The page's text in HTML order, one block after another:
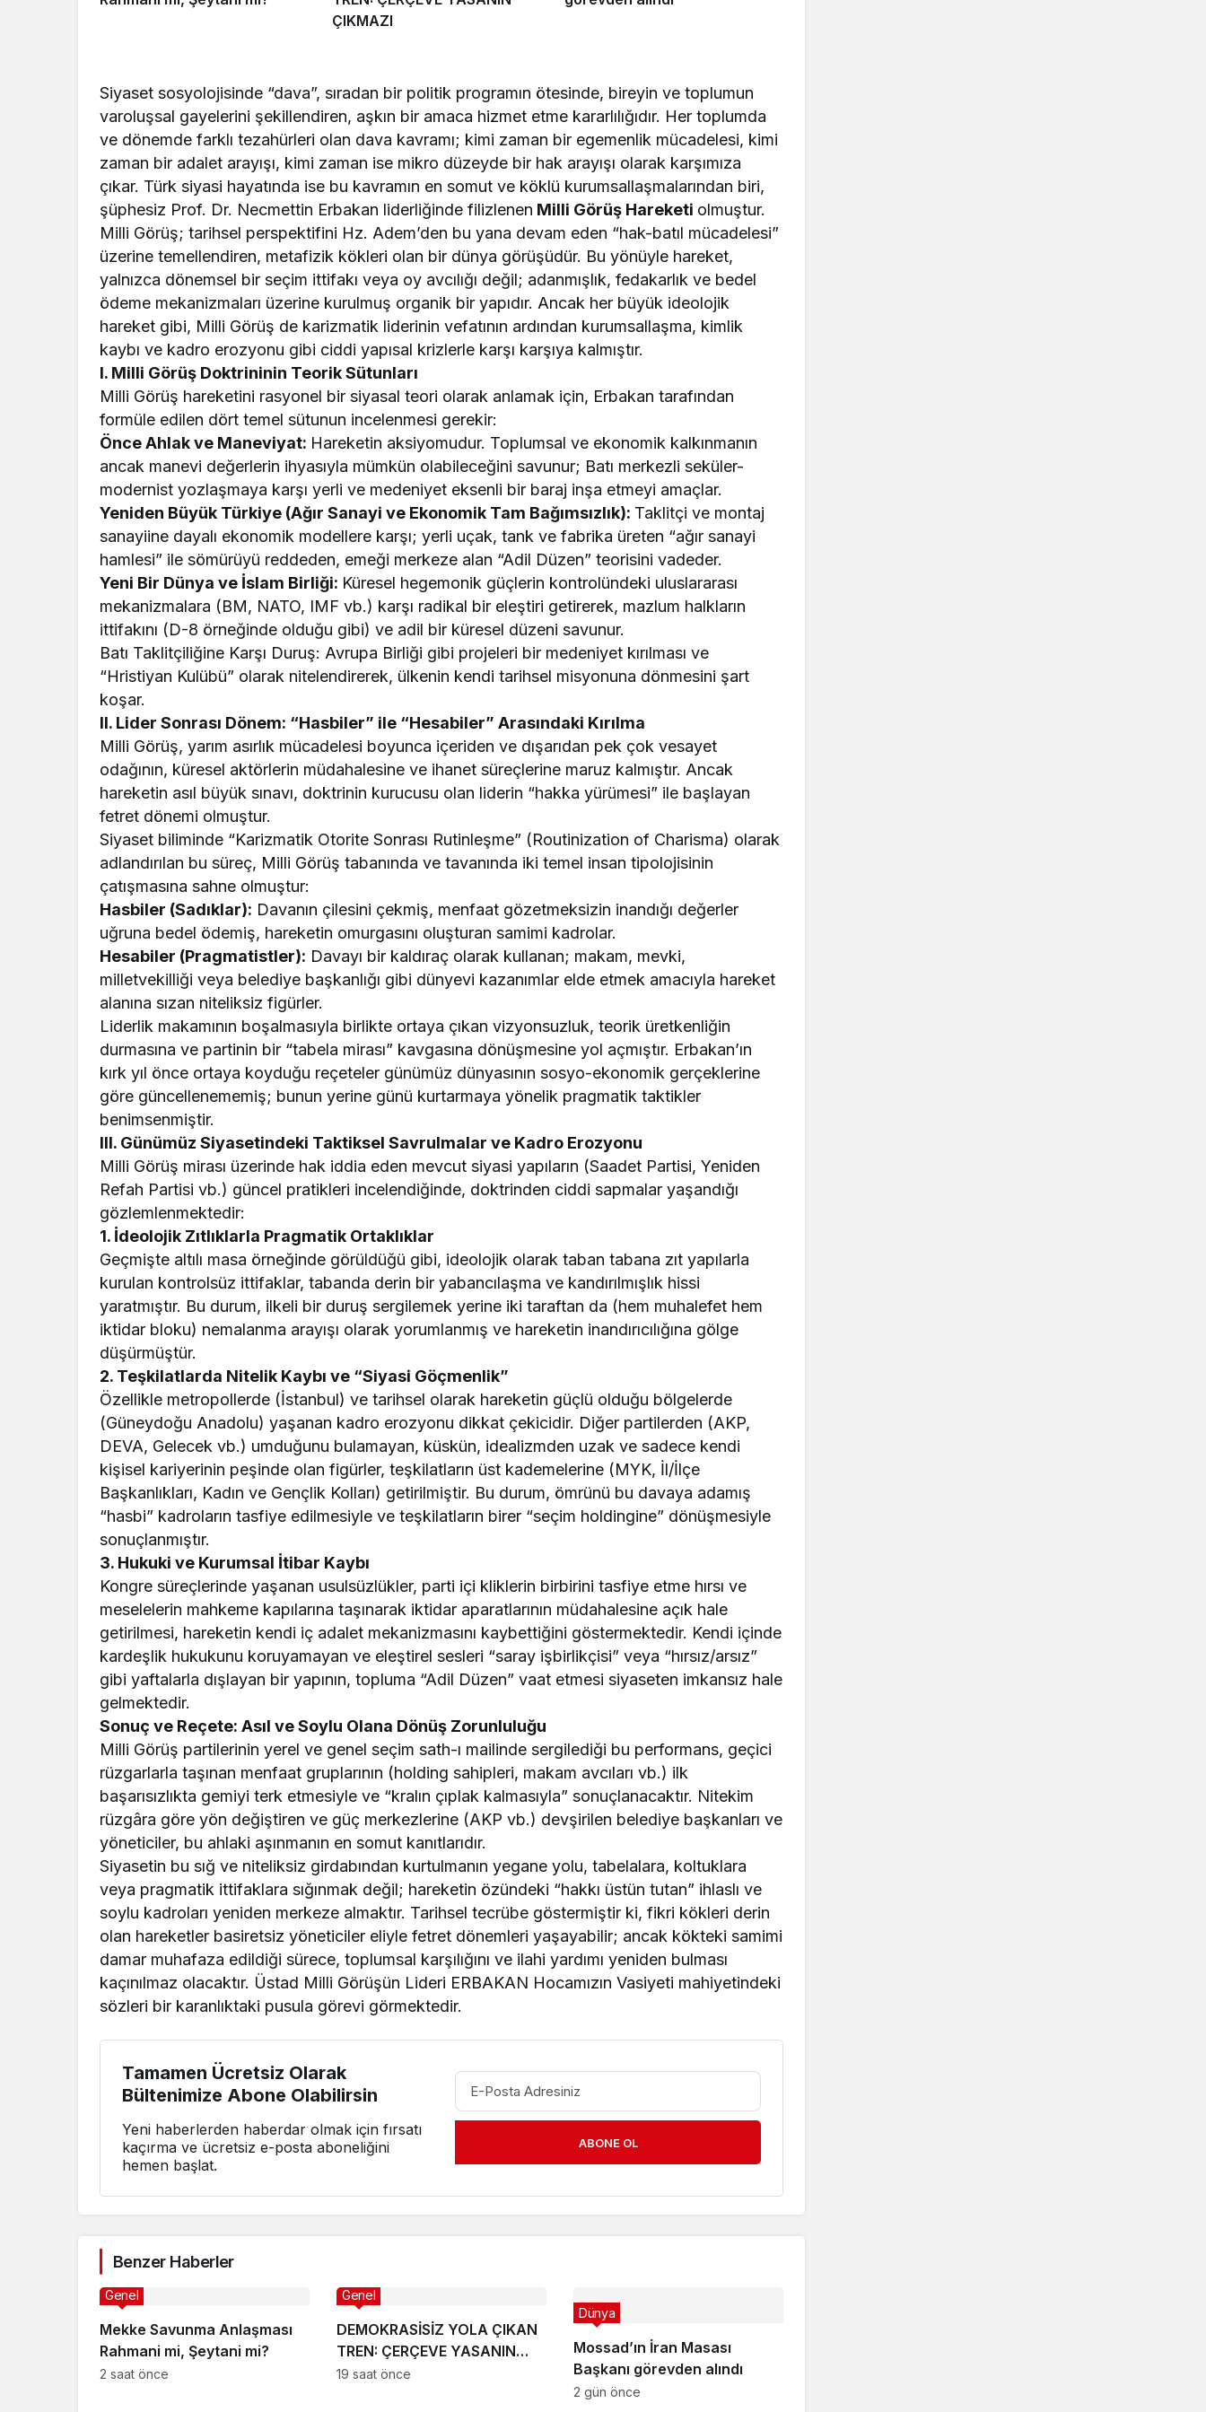
ÇIKMAZI
​Siyaset sosyolojisinde “dava”, sıradan bir politik programın ötesinde, bireyin ve toplumun
varoluşsal gayelerini şekillendiren, aşkın bir amaca hizmet etme kararlılığıdır. Her toplumda
ve dönemde farklı tezahürleri olan dava kavramı; kimi zaman bir egemenlik mücadelesi, kimi
zaman bir adalet arayışı, kimi zaman ise mikro düzeyde bir hak arayışı olarak karşımıza
çıkar. Türk siyasi hayatında ise bu kavramın en somut ve köklü kurumsallaşmalarından biri,
şüphesiz Prof. Dr. Necmettin Erbakan liderliğinde filizlenen Milli Görüş Hareketi olmuştur.
​Milli Görüş; tarihsel perspektifini Hz. Adem’den bu yana devam eden “hak-batıl mücadelesi”
üzerine temellendiren, metafizik kökleri olan bir dünya görüşüdür. Bu yönüyle hareket,
yalnızca dönemsel bir seçim ittifakı veya oy avcılığı değil; adanmışlık, fedakarlık ve bedel
ödeme mekanizmaları üzerine kurulmuş organik bir yapıdır. Ancak her büyük ideolojik
hareket gibi, Milli Görüş de karizmatik liderinin vefatının ardından kurumsallaşma, kimlik
kaybı ve kadro erozyonu gibi ciddi yapısal krizlerle karşı karşıya kalmıştır.
​I. Milli Görüş Doktrininin Teorik Sütunları
​Milli Görüş hareketini rasyonel bir siyasal teori olarak anlamak için, Erbakan tarafından
formüle edilen dört temel sütunun incelenmesi gerekir:
​Önce Ahlak ve Maneviyat: Hareketin aksiyomudur. Toplumsal ve ekonomik kalkınmanın
ancak manevi değerlerin ihyasıyla mümkün olabileceğini savunur; Batı merkezli seküler-
modernist yozlaşmaya karşı yerli ve medeniyet eksenli bir baraj inşa etmeyi amaçlar.
​Yeniden Büyük Türkiye (Ağır Sanayi ve Ekonomik Tam Bağımsızlık): Taklitçi ve montaj
sanayiine dayalı ekonomik modellere karşı; yerli uçak, tank ve fabrika üreten “ağır sanayi
hamlesi” ile sömürüyü reddeden, emeği merkeze alan “Adil Düzen” teorisini vadeder.
Yeni Bir Dünya ve İslam Birliği: Küresel hegemonik güçlerin kontrolündeki uluslararası
mekanizmalara (BM, NATO, IMF vb.) karşı radikal bir eleştiri getirerek, mazlum halkların
ittifakını (D-8 örneğinde olduğu gibi) ve adil bir küresel düzeni savunur.
​Batı Taklitçiliğine Karşı Duruş: Avrupa Birliği gibi projeleri bir medeniyet kırılması ve
“Hristiyan Kulübü” olarak nitelendirerek, ülkenin kendi tarihsel misyonuna dönmesini şart
koşar.
​II. Lider Sonrası Dönem: “Hasbiler” ile “Hesabiler” Arasındaki Kırılma
​Milli Görüş, yarım asırlık mücadelesi boyunca içeriden ve dışarıdan pek çok vesayet
odağının, küresel aktörlerin müdahalesine ve ihanet süreçlerine maruz kalmıştır. Ancak
hareketin asıl büyük sınavı, doktrinin kurucusu olan liderin “hakka yürümesi” ile başlayan
fetret dönemi olmuştur.
​Siyaset biliminde “Karizmatik Otorite Sonrası Rutinleşme” (Routinization of Charisma) olarak
adlandırılan bu süreç, Milli Görüş tabanında ve tavanında iki temel insan tipolojisinin
çatışmasına sahne olmuştur:
​Hasbiler (Sadıklar): Davanın çilesini çekmiş, menfaat gözetmeksizin inandığı değerler
uğruna bedel ödemiş, hareketin omurgasını oluşturan samimi kadrolar.
​Hesabiler (Pragmatistler): Davayı bir kaldıraç olarak kullanan; makam, mevki,
milletvekilliği veya belediye başkanlığı gibi dünyevi kazanımlar elde etmek amacıyla hareket
alanına sızan niteliksiz figürler.
​Liderlik makamının boşalmasıyla birlikte ortaya çıkan vizyonsuzluk, teorik üretkenliğin
durmasına ve partinin bir “tabela mirası” kavgasına dönüşmesine yol açmıştır. Erbakan’ın
kırk yıl önce ortaya koyduğu reçeteler günümüz dünyasının sosyo-ekonomik gerçeklerine
göre güncellenememiş; bunun yerine günü kurtarmaya yönelik pragmatik taktikler
benimsenmiştir.
​III. Günümüz Siyasetindeki Taktiksel Savrulmalar ve Kadro Erozyonu
​Milli Görüş mirası üzerinde hak iddia eden mevcut siyasi yapıların (Saadet Partisi, Yeniden
Refah Partisi vb.) güncel pratikleri incelendiğinde, doktrinden ciddi sapmalar yaşandığı
gözlemlenmektedir:
​1. İdeolojik Zıtlıklarla Pragmatik Ortaklıklar
​Geçmişte altılı masa örneğinde görüldüğü gibi, ideolojik olarak taban tabana zıt yapılarla
kurulan kontrolsüz ittifaklar, tabanda derin bir yabancılaşma ve kandırılmışlık hissi
yaratmıştır. Bu durum, ilkeli bir duruş sergilemek yerine iki taraftan da (hem muhalefet hem
iktidar bloku) nemalanma arayışı olarak yorumlanmış ve hareketin inandırıcılığına gölge
düşürmüştür.
2. Teşkilatlarda Nitelik Kaybı ve “Siyasi Göçmenlik”
​Özellikle metropollerde (İstanbul) ve tarihsel olarak hareketin güçlü olduğu bölgelerde
(Güneydoğu Anadolu) yaşanan kadro erozyonu dikkat çekicidir. Diğer partilerden (AKP,
DEVA, Gelecek vb.) umduğunu bulamayan, küskün, idealizmden uzak ve sadece kendi
kişisel kariyerinin peşinde olan figürler, teşkilatların üst kademelerine (MYK, İl/İlçe
Başkanlıkları, Kadın ve Gençlik Kolları) getirilmiştir. Bu durum, ömrünü bu davaya adamış
“hasbi” kadroların tasfiye edilmesiyle ve teşkilatların birer “seçim holdingine” dönüşmesiyle
sonuçlanmıştır.
3. Hukuki ve Kurumsal İtibar Kaybı
​Kongre süreçlerinde yaşanan usulsüzlükler, parti içi kliklerin birbirini tasfiye etme hırsı ve
meselelerin mahkeme kapılarına taşınarak iktidar aparatlarının müdahalesine açık hale
getirilmesi, hareketin kendi iç adalet mekanizmasını kaybettiğini göstermektedir. Kendi içinde
kardeşlik hukukunu koruyamayan ve eleştirel sesleri “saray işbirlikçisi” veya “hırsız/arsız”
gibi yaftalarla dışlayan bir yapının, topluma “Adil Düzen” vaat etmesi siyaseten imkansız hale
gelmektedir.
​Sonuç ve Reçete: Asıl ve Soylu Olana Dönüş Zorunluluğu
​Milli Görüş partilerinin yerel ve genel seçim sath-ı mailinde sergilediği bu performans, geçici
rüzgarlarla taşınan menfaat gruplarının (holding sahipleri, makam avcıları vb.) ilk
başarısızlıkta gemiyi terk etmesiyle ve “kralın çıplak kalmasıyla” sonuçlanacaktır. Nitekim
rüzgâra göre yön değiştiren ve güç merkezlerine (AKP vb.) devşirilen belediye başkanları ve
yöneticiler, bu ahlaki aşınmanın en somut kanıtlarıdır.
​Siyasetin bu sığ ve niteliksiz girdabından kurtulmanın yegane yolu, tabelalara, koltuklara
veya pragmatik ittifaklara sığınmak değil; hareketin özündeki “hakkı üstün tutan” ihlaslı ve
soylu kadroları yeniden merkeze almaktır. Tarihsel tecrübe göstermiştir ki, fikri kökleri derin
olan hareketler basiretsiz yöneticiler eliyle fetret dönemleri yaşayabilir; ancak kökteki samimi
damar muhafaza edildiği sürece, toplumsal karşılığını ve ilahi yardımı yeniden bulması
kaçınılmaz olacaktır. Üstad Milli Görüşün Lideri ERBAKAN Hocamızın Vasiyeti mahiyetindeki
sözleri bir karanlıktaki pusula görevi görmektedir.
Tamamen Ücretsiz Olarak
Bültenimize Abone Olabilirsin
Yeni haberlerden haberdar olmak için fırsatı
kaçırma ve ücretsiz e-posta aboneliğini
hemen başlat.
ABONE OL
Benzer Haberler
Mekke Savunma Anlaşması
Rahmani mi, Şeytani mi?
Genel
2 saat önce
DEMOKRASİSİZ YOLA ÇIKAN
TREN: ÇERÇEVE YASANIN
ÇIKMAZI
Genel
19 saat önce
Mossad’ın İran Masası
Başkanı görevden alındı
Dünya
2 gün önce